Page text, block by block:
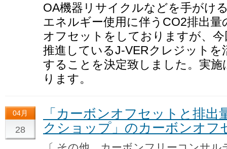
OA機器リサイクルなどを手がけ
エネルギー使用に伴うCO2排出
オフセットをしておりますが、
推進しているJ-VERクレジット
することを決定致しました。実
ります。
04月
28
「カーボンオフセットと排
クショップ」のカーボンオフ